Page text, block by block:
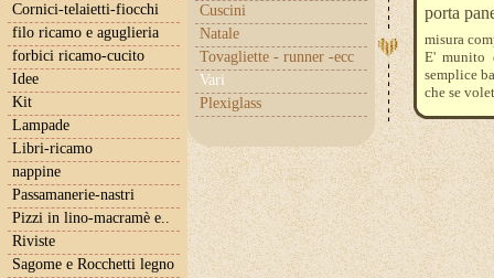
Cuscini
Natale
Tovagliette - runner -ecc
Vari
Plexiglass
Cornici-telaietti-fiocchi
filo ricamo e aguglieria
forbici ricamo-cucito
Idee
Kit
Lampade
Libri-ricamo
nappine
Passamanerie-nastri
Pizzi in lino-macramè e..
Riviste
Sagome e Rocchetti legno
porta
misura
E' munito
semplice
che se